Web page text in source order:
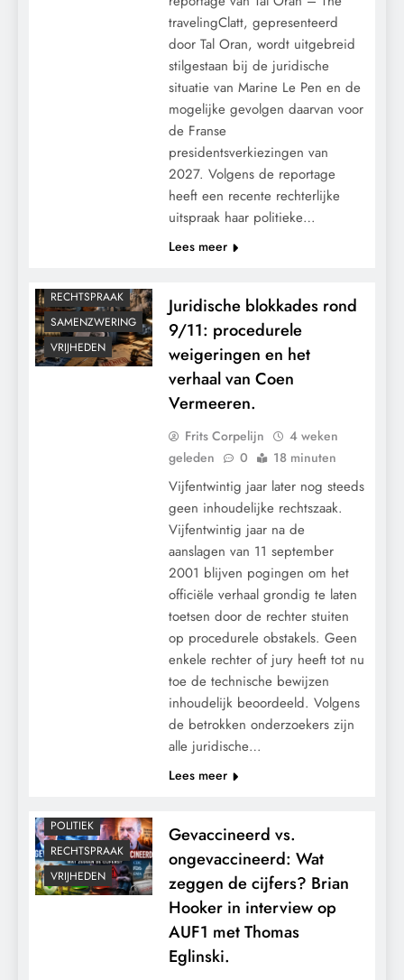
travelingClatt, gepresenteerd
door Tal Oran, wordt uitgebreid
stilgestaan bij de juridische
situatie van Marine Le Pen en de
mogelijke gevolgen daarvan voor
de Franse
presidentsverkiezingen van
2027. Volgens de reportage
heeft een recente rechterlijke
uitspraak haar politieke…
Lees meer
RECHTSPRAAK
SAMENZWERING
VRIJHEDEN
Juridische blokkades rond
9/11: procedurele
weigeringen en het
verhaal van Coen
Vermeeren.
Frits Corpelijn
4 weken
geleden
0 18 minuten
Vijfentwintig jaar later nog steeds
geen inhoudelijke rechtszaak.
Vijfentwintig jaar na de
aanslagen van 11 september
2001 blijven pogingen om het
officiële verhaal grondig te laten
toetsen door de rechter stuiten
op procedurele obstakels. Geen
enkele rechter of jury heeft tot nu
toe de technische bewijzen
inhoudelijk beoordeeld. Volgens
de betrokken onderzoekers zijn
alle juridische…
Lees meer
POLITIEK
RECHTSPRAAK
VRIJHEDEN
Gevaccineerd vs.
ongevaccineerd: Wat
zeggen de cijfers? Brian
Hooker in interview op
AUF1 met Thomas
Eglinski.